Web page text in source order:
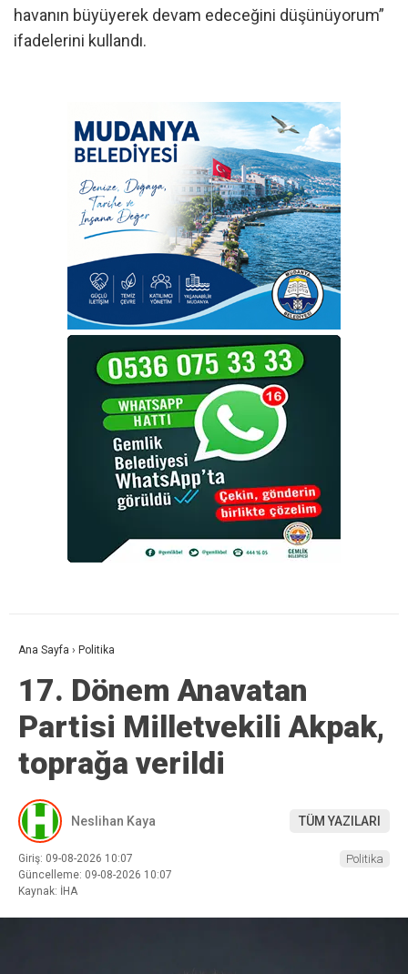
havanın büyüyerek devam edeceğini düşünüyorum”
ifadelerini kullandı.
Ana Sayfa › Politika
17. Dönem Anavatan
Partisi Milletvekili Akpak,
toprağa verildi
Neslihan Kaya TÜM YAZILARI
Giriş: 09-08-2026 10:07
Güncelleme: 09-08-2026 10:07
Kaynak: İHA
Politika